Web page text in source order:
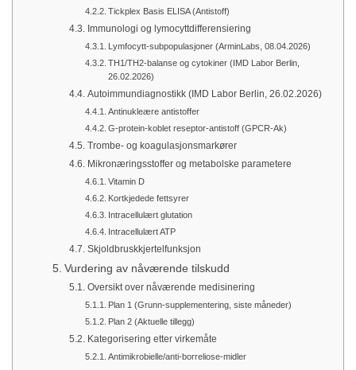
Tickplex Basis ELISA (Antistoff)
Immunologi og lymocyttdifferensiering
Lymfocytt-subpopulasjoner (ArminLabs, 08.04.2026)
TH1/TH2-balanse og cytokiner (IMD Labor Berlin,
26.02.2026)
Autoimmundiagnostikk (IMD Labor Berlin, 26.02.2026)
Antinukleære antistoffer
G-protein-koblet reseptor-antistoff (GPCR-Ak)
Trombe- og koagulasjonsmarkører
Mikronæringsstoffer og metabolske parametere
Vitamin D
Kortkjedede fettsyrer
Intracellulært glutation
Intracellulært ATP
Skjoldbruskkjertelfunksjon
Vurdering av nåværende tilskudd
Oversikt over nåværende medisinering
Plan 1 (Grunn-supplementering, siste måneder)
Plan 2 (Aktuelle tillegg)
Kategorisering etter virkemåte
Antimikrobielle/anti-borreliose-midler